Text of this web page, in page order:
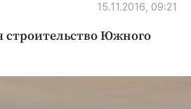
15.11.2016, 09:21
строительство Южного